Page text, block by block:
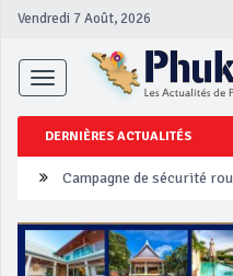
Vendredi 7 Août, 2026
Toggle
navigation
DERNIÈRES ACTUALITÉS
Un touriste français
Phuket Peranakan
‘Phuket Eye’ assurera la